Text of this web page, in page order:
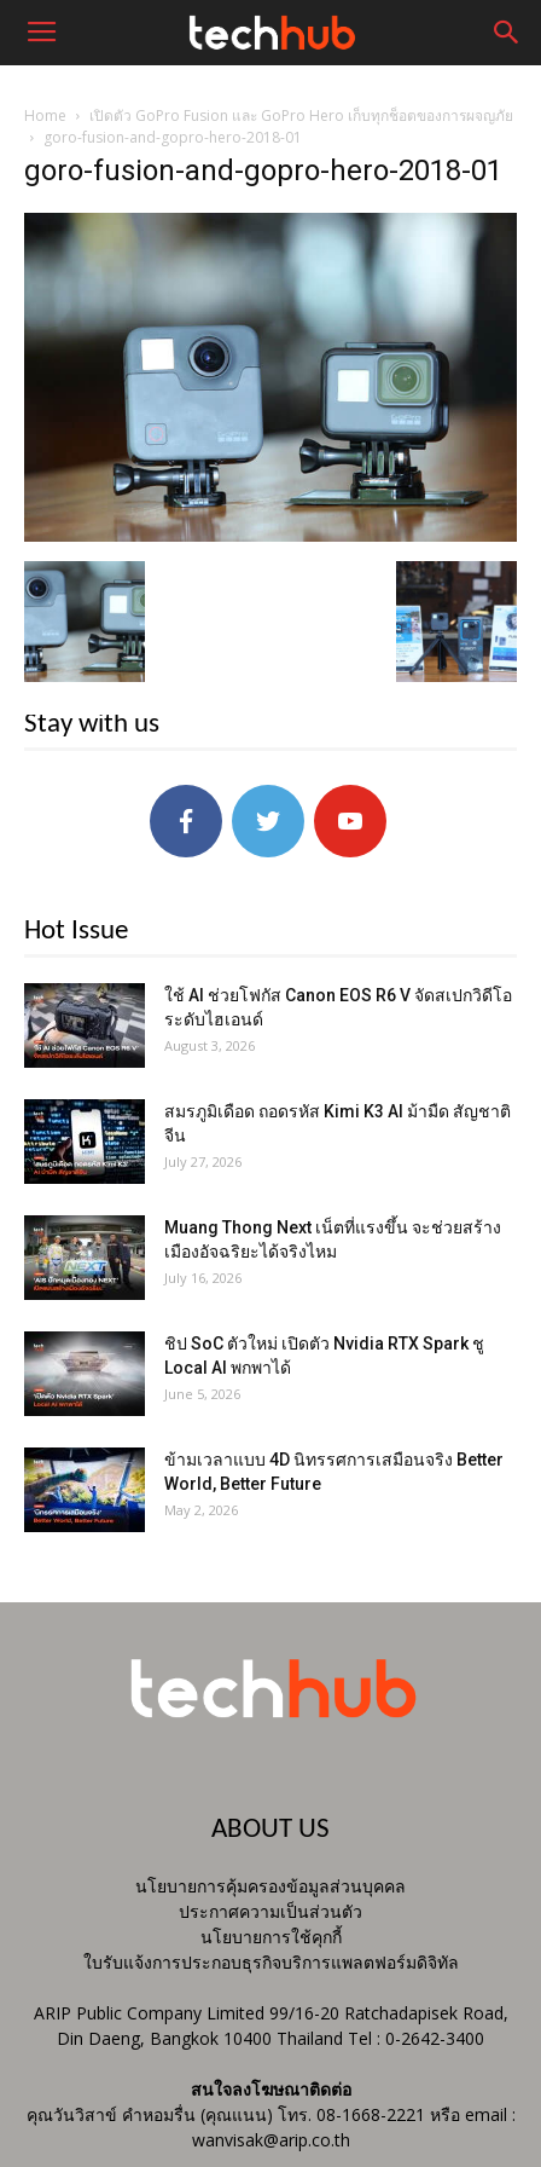
Home
เปิดตัว GoPro Fusion และ GoPro Hero เก็บทุกช็อตของการผจญภัย
goro-fusion-and-gopro-hero-2018-01
goro-fusion-and-gopro-hero-2018-01
Stay with us
Hot Issue
ใช้ AI ช่วยโฟกัส Canon EOS R6 V จัดสเปกวิดีโอ
ระดับไฮเอนด์
August 3, 2026
สมรภูมิเดือด ถอดรหัส Kimi K3 AI ม้ามืด สัญชาติ
จีน
July 27, 2026
Muang Thong Next เน็ตที่แรงขึ้น จะช่วยสร้าง
เมืองอัจฉริยะได้จริงไหม
July 16, 2026
ชิป SoC ตัวใหม่ เปิดตัว Nvidia RTX Spark ชู
Local AI พกพาได้
June 5, 2026
ข้ามเวลาแบบ 4D นิทรรศการเสมือนจริง Better
World, Better Future
May 2, 2026
ABOUT US
นโยบายการคุ้มครองข้อมูลส่วนบุคคล
ประกาศความเป็นส่วนตัว
นโยบายการใช้คุกกี้
ใบรับแจ้งการประกอบธุรกิจบริการแพลตฟอร์มดิจิทัล
ARIP Public Company Limited 99/16-20 Ratchadapisek Road,
Din Daeng, Bangkok 10400 Thailand Tel : 0-2642-3400
สนใจลงโฆษณาติดต่อ
คุณวันวิสาข์ คำหอมรื่น (คุณแนน) โทร. 08-1668-2221 หรือ email :
wanvisak@arip.co.th